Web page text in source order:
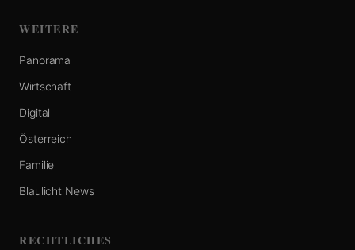
WEITERE
Panorama
Wirtschaft
Digital
Österreich
Familie
Blaulicht News
RECHTLICHES